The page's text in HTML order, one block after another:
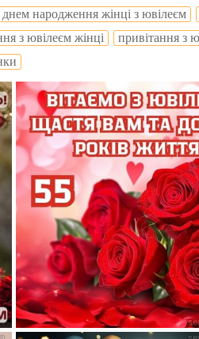
днем народження жінці з ювілеєм
з ювілеєм жінці привітання з